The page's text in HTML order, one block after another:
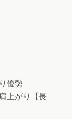
優勢
上がり【長